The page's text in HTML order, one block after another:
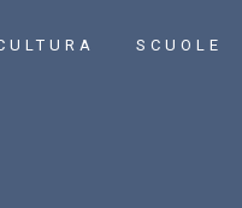
SCUOLE